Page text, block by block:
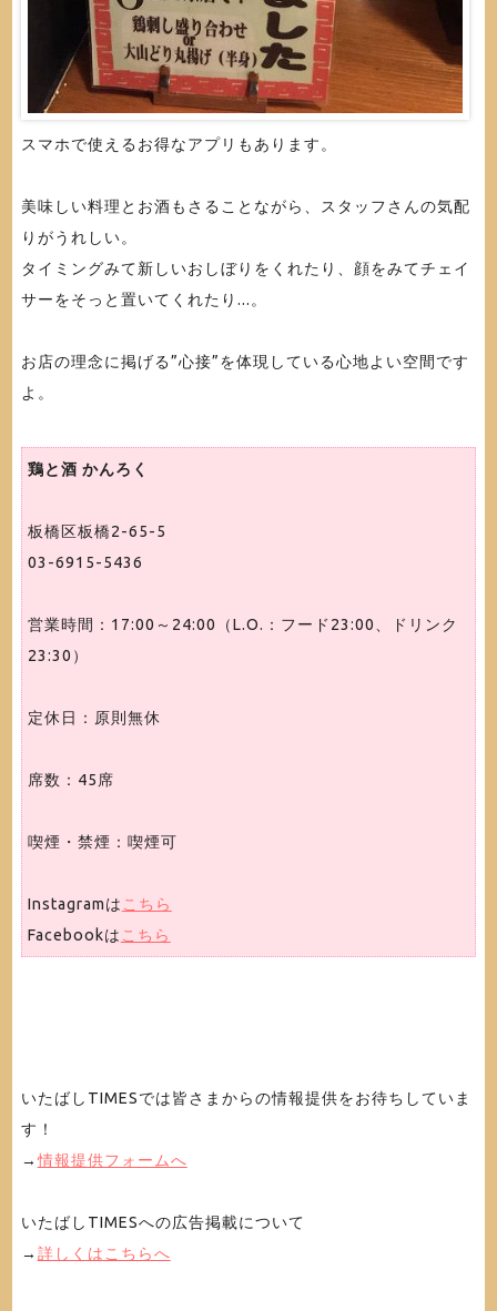
スマホで使えるお得なアプリもあります。
美味しい料理とお酒もさることながら、スタッフさんの気配
りがうれしい。
タイミングみて新しいおしぼりをくれたり、顔をみてチェイ
サーをそっと置いてくれたり...。
お店の理念に掲げる”心接”を体現している心地よい空間です
よ。
鶏と酒 かんろく
板橋区板橋2-65-5
03-6915-5436
営業時間：17:00～24:00（L.O.：フード23:00、ドリンク
23:30）
定休日：原則無休
席数：45席
喫煙・禁煙：喫煙可
Instagramは こちら
Facebookは こちら
いたばしTIMESでは皆さまからの情報提供をお待ちしていま
す！
→情報提供フォームへ
いたばしTIMESへの広告掲載について
→ 詳しくはこちらへ